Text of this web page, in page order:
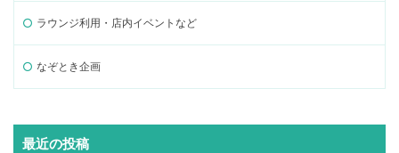
ラウンジ利用・店内イベントなど
なぞとき企画
最近の投稿